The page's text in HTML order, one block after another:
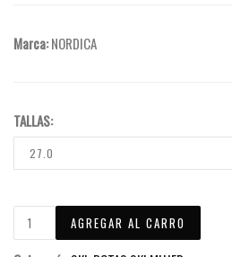
Marca:NORDICA
TALLAS: